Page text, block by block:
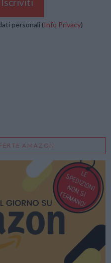
personali (Info Privacy)
AMAZON